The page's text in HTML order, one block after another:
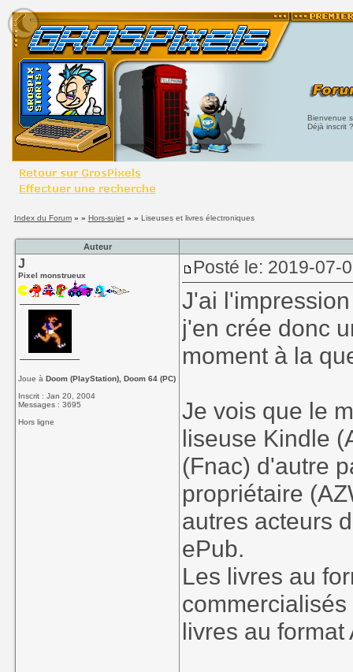
Bienvenue
Déjà inscrit
Index du Forum» » Hors-sujet» » Liseuses et livres électroniques
Auteur
J
Pixel monstrueux
Joue àDoom (PlayStation), Doom 64 (PC)
Inscrit : Jan 20, 2004
Messages : 3695
Hors ligne
Posté le: 2019-07-
J'ai
j'en crée donc
moment à la
Je vois que le
liseuse Kindle
(Fnac) d'autre
propriétaire
autres acteurs
ePub.
Les livres au
livres au format